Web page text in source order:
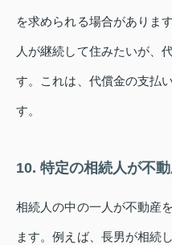
を求められる場合がありま
人が継続して住みたいが、
す。これは、代償金の支払
す。
10. 特定の相続人が不
相続人の中の一人が不動産
ます。例えば、長男が相続